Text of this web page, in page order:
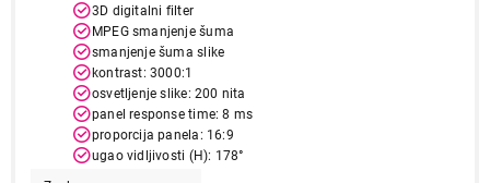
3D digitalni filter
MPEG smanjenje šuma
smanjenje šuma slike
kontrast: 3000:1
osvetljenje slike: 200 nita
panel response time: 8 ms
proporcija panela: 16:9
ugao vidljivosti (H): 178°